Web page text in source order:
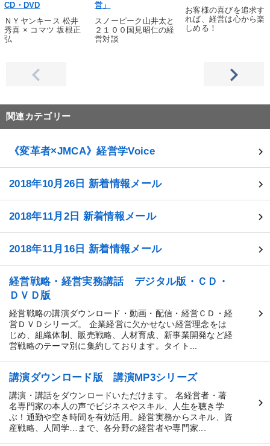
CD・DVD
ＮＹヤンキース 松井
秀喜 × コマツ 坂根正
弘
営」
スノーピーク山井太と
２１００国見昭仁の経
営対談
お客様の喜びを追求す
れば、経営は心から楽
しめる！
関連カテゴリー
《変革者×JMCA》経営学Voice
2018年10月26日 新着情報メール
2018年11月2日 新着情報メール
2018年11月16日 新着情報メール
経営戦略・経営実務講話 デジタル版・ＣＤ・
ＤＶＤ版
経営戦略の講演ダウンロード・動画・配信・経営ＣＤ・経
営ＤＶＤシリーズ。 企業経営に欠かせない経営理念をは
じめ、組織体制、販売戦略、人材育成、新事業開発など経
営戦略のテーマ別に集約しております。タイト...
講演ダウンロード版 講演MP3シリーズ
講演・講話をダウンロードいただけます。 名経営者・著
名専門家の本人の声でビジネスやスキル、人生を聴き学
ぶ！通勤や空き時間を有効活用。経営実務からスキル、資
産戦略、人間学…まで、各分野の経営者や専門家...